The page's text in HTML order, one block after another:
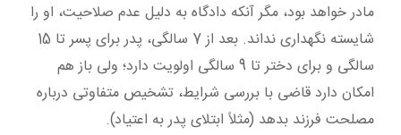
مادر خواهد بود، مگر آنکه دادگاه به دلیل عدم صلاحیت، او را
شایسته نگهداری نداند. بعد از 7 سالگی، پدر برای پسر تا 15
سالگی و برای دختر تا 9 سالگی اولویت دارد؛ ولی باز هم
امکان دارد قاضی با بررسی شرایط، تشخیص متفاوتی درباره
مصلحت فرزند بدهد (مثلاً ابتلای پدر به اعتیاد).